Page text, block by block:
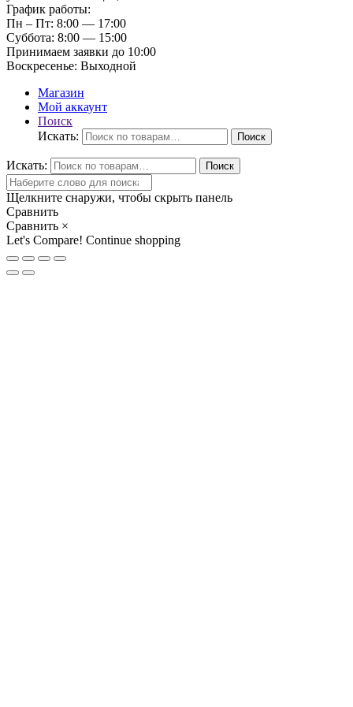
График работы:
Пн – Пт: 8:00 — 17:00
Суббота: 8:00 — 15:00
Принимаем заявки до 10:00
Воскресенье: Выходной
Магазин
Мой аккаунт
Поиск
Искать:
Поиск
Искать: Поиск
Щелкните снаружи, чтобы скрыть панель
Сравнить
Сравнить ×
Let's Compare! Continue shopping